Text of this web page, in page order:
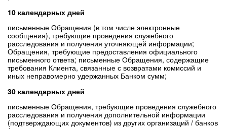
10 календарных дней
письменные Обращения (в том числе электронные
сообщения), требующие проведения служебного
расследования и получения уточняющей информации;
Обращения, требующие предоставления официального
письменного ответа; письменные Обращения, содержащие
требования Клиента, связанные с возвратами комиссий и
иных неправомерно удержанных Банком сумм;
30 календарных дней
письменные Обращения, требующие проведения служебного
расследования и получения дополнительной информации
(подтверждающих документов) из других организаций / банков